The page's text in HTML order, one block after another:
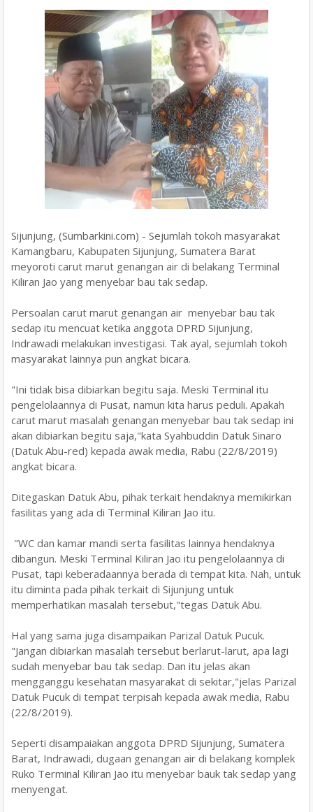
Sijunjung, (Sumbarkini.com) - Sejumlah tokoh masyarakat
Kamangbaru, Kabupaten Sijunjung, Sumatera Barat
meyoroti carut marut genangan air di belakang Terminal
Kiliran Jao yang menyebar bau tak sedap.
Persoalan carut marut genangan air menyebar bau tak
sedap itu mencuat ketika anggota DPRD Sijunjung,
Indrawadi melakukan investigasi. Tak ayal, sejumlah tokoh
masyarakat lainnya pun angkat bicara.
"Ini tidak bisa dibiarkan begitu saja. Meski Terminal itu
pengelolaannya di Pusat, namun kita harus peduli. Apakah
carut marut masalah genangan menyebar bau tak sedap ini
akan dibiarkan begitu saja,"kata Syahbuddin Datuk Sinaro
(Datuk Abu-red) kepada awak media, Rabu (22/8/2019)
angkat bicara.
Ditegaskan Datuk Abu, pihak terkait hendaknya memikirkan
fasilitas yang ada di Terminal Kiliran Jao itu.
"WC dan kamar mandi serta fasilitas lainnya hendaknya
dibangun. Meski Terminal Kiliran Jao itu pengelolaannya di
Pusat, tapi keberadaannya berada di tempat kita. Nah, untuk
itu diminta pada pihak terkait di Sijunjung untuk
memperhatikan masalah tersebut,"tegas Datuk Abu.
Hal yang sama juga disampaikan Parizal Datuk Pucuk.
"Jangan dibiarkan masalah tersebut berlarut-larut, apa lagi
sudah menyebar bau tak sedap. Dan itu jelas akan
mengganggu kesehatan masyarakat di sekitar,"jelas Parizal
Datuk Pucuk di tempat terpisah kepada awak media, Rabu
(22/8/2019).
Seperti disampaiakan anggota DPRD Sijunjung, Sumatera
Barat, Indrawadi, dugaan genangan air di belakang komplek
Ruko Terminal Kiliran Jao itu menyebar bauk tak sedap yang
menyengat.